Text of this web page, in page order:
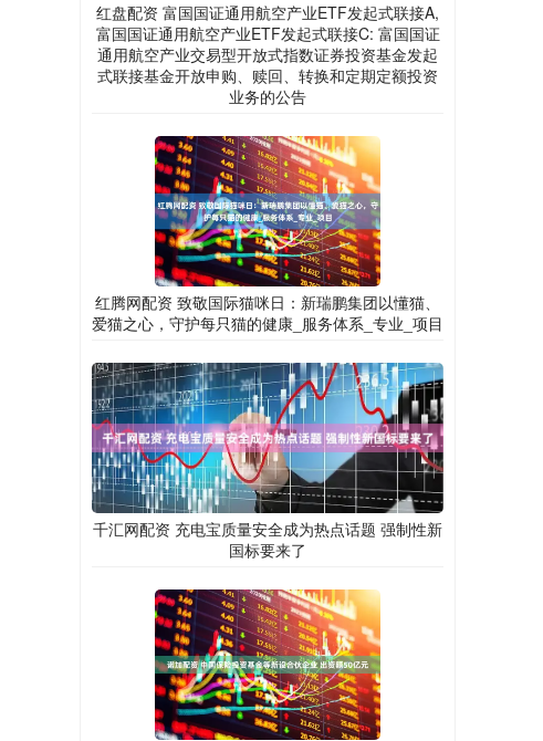
红盘配资 富国国证通用航空产业ETF发起式联接A,
富国国证通用航空产业ETF发起式联接C: 富国国证
通用航空产业交易型开放式指数证券投资基金发起
式联接基金开放申购、赎回、转换和定期定额投资
业务的公告
红腾网配资 致敬国际猫咪日：新瑞鹏集团以懂猫、
爱猫之心，守护每只猫的健康_服务体系_专业_项目
千汇网配资 充电宝质量安全成为热点话题 强制性新
国标要来了